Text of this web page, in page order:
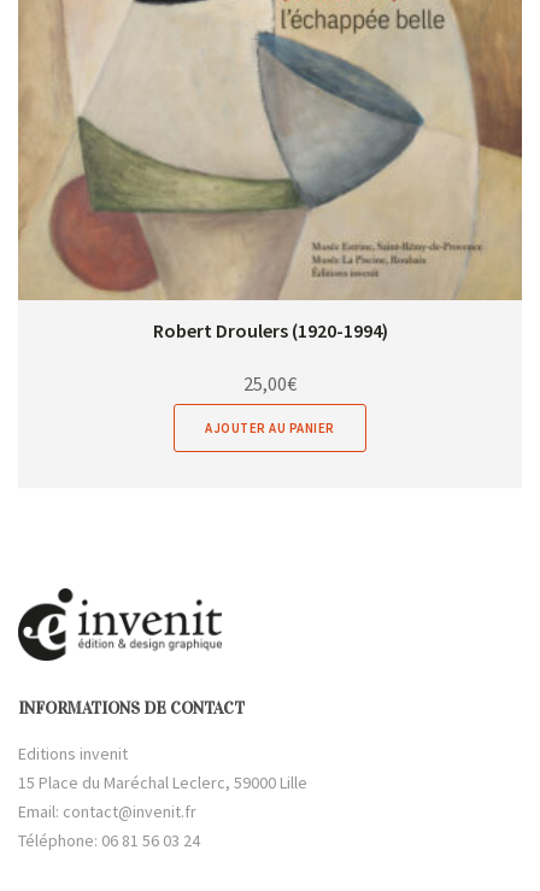
Robert Droulers (1920-1994)
25,00€
AJOUTER AU PANIER
INFORMATIONS DE CONTACT
Editions invenit
15 Place du Maréchal Leclerc, 59000 Lille
Email: contact@invenit.fr
Téléphone: 06 81 56 03 24